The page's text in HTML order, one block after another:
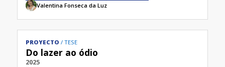
Valentina Fonseca da Luz
PROYECTO TESE
Do lazer ao ódio
2025